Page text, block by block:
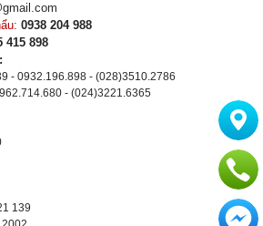
0938 204 988
415 898
- 0932.196.898 - (028)3510.2786
- (024)3221.6365
139